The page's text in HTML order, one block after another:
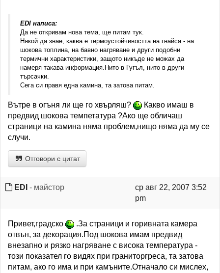
EDI написа:
Да не откривам нова тема, ще питам тук.
Някой да знае, каква е термоустойчивостта на гнайса - на
шокова топлина, на бавно нагряване и други подобни
термични характеристики, защото никъде не можах да
намеря такава информация.Нито в Гугъл, нито в други
търсачки.
Сега си правя една камина, та затова питам.
Вътре в огъня ли ще го хвърляш?
Какво имаш в
предвид шокова темпетатура ?Ако ще обличаш
страници на камина няма проблем,нищо няма да му се
случи.
Отговори с цитат
EDI - майстор
ср авг 22, 2007 3:52
pm
Привет,градско
.За страници и горивната камера
отвън, за декорация.Под шокова имам предвид
внезапно и рязко нагряване с висока температура -
този показател го видях при граниторгреса, та затова
питам, ако го има и при камъните.Отначало си мислех,